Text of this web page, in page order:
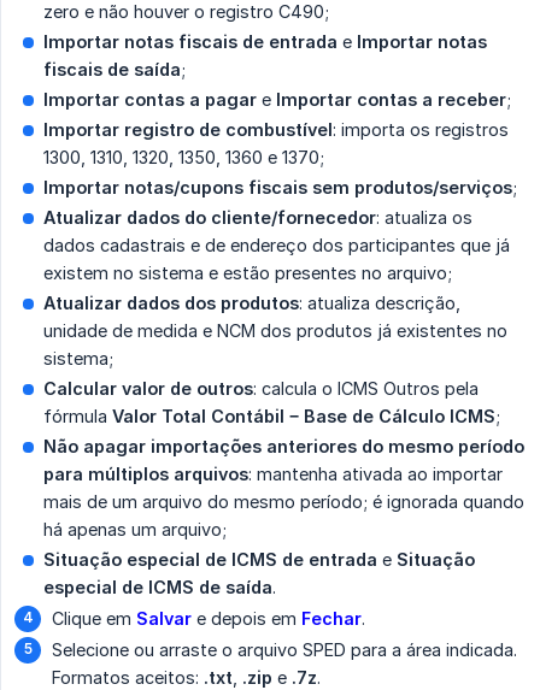
zero e não houver o registro C490;
Importar notas fiscais de entrada e Importar notas
fiscais de saída;
Importar contas a pagar e Importar contas a receber;
Importar registro de combustível: importa os registros
1300, 1310, 1320, 1350, 1360 e 1370;
Importar notas/cupons fiscais sem produtos/serviços;
Atualizar dados do cliente/fornecedor: atualiza os
dados cadastrais e de endereço dos participantes que já
existem no sistema e estão presentes no arquivo;
Atualizar dados dos produtos: atualiza descrição,
unidade de medida e NCM dos produtos já existentes no
sistema;
Calcular valor de outros: calcula o ICMS Outros pela
fórmula Valor Total Contábil − Base de Cálculo ICMS;
Não apagar importações anteriores do mesmo período
para múltiplos arquivos: mantenha ativada ao importar
mais de um arquivo do mesmo período; é ignorada quando
há apenas um arquivo;
Situação especial de ICMS de entrada e Situação
especial de ICMS de saída.
Clique em Salvar e depois em Fechar.
Selecione ou arraste o arquivo SPED para a área indicada.
Formatos aceitos: .txt .zip e .7z.